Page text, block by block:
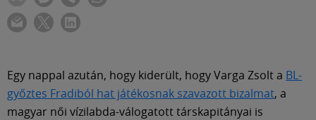
Egy nappal azután, hogy kiderült, hogy Varga Zsolt a BL-
győztes Fradiból hat játékosnak szavazott bizalmat, a
magyar női vízilabda-válogatott társkapitányai is
Szolgáltatások
Közösség